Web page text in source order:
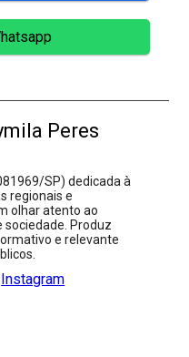
Peres
SP) dedicada à
regionais e
olhar atento ao
sociedade. Produz
e relevante
Instagram